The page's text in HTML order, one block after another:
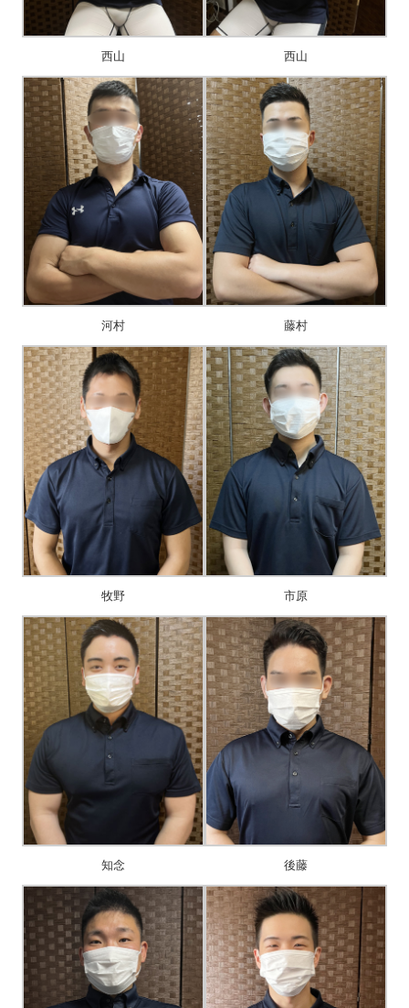
西山 西山
河村 藤村
牧野 市原
知念 後藤